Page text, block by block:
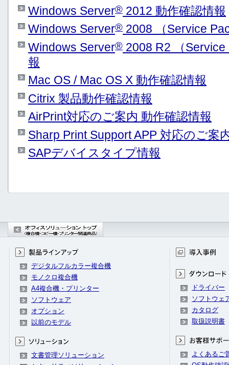
Windows Server® 2012 動作確認情報
Windows Server® 2008 （Service
Windows Server® 2008 R2 （
報
Mac OS / Mac OS X 動作確認情報
Citrix 製品動作確認情報
AirPrint対応のご案内 動作確認情報
Sharp Print Support APP 対応のご案
SAPデバイスタイプ情報
デジタルフルカラー複合機
モノクロ複合機
A4複合機・プリンター
ソフトウェア
オプション
以前のモデル
文書管理ソリューション
ドライバー
ソフトウェ
カタログ
取扱説明書
よくあるご